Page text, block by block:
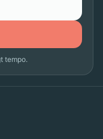
tempo.